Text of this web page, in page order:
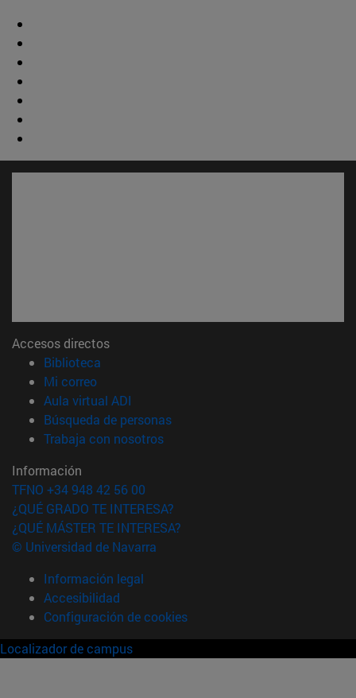
Accesos directos
Biblioteca
Mi correo(abre en nueva ventana)
Aula virtual ADI
Búsqueda de personas(abre en nueva ventana)
Trabaja con nosotros(abre en nueva ventana)
Información
TFNO +34 948 42 56 00
¿QUÉ GRADO TE INTERESA?
¿QUÉ MÁSTER TE INTERESA?
© Universidad de Navarra
Información legal
Accesibilidad
Configuración de cookies
Localizador de campus